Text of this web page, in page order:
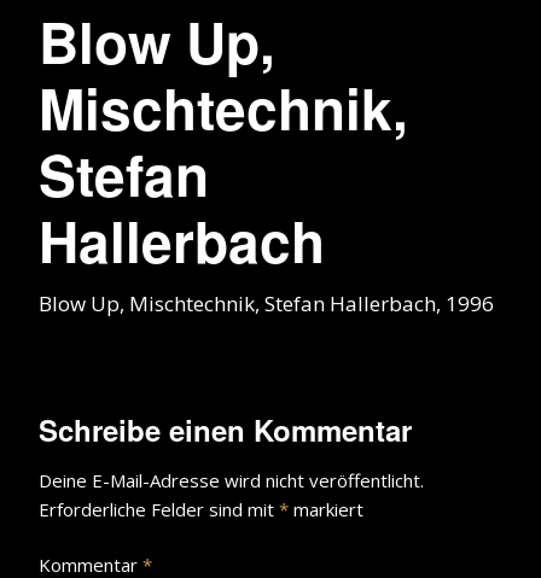
Blow Up,
Mischtechnik,
Stefan
Hallerbach
Blow Up, Mischtechnik, Stefan Hallerbach, 1996
Schreibe einen Kommentar
Deine E-Mail-Adresse wird nicht veröffentlicht.
Erforderliche Felder sind mit * markiert
Kommentar *